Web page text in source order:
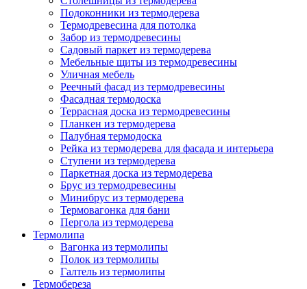
Подоконники из термодерева
Термодревесина для потолка
Забор из термодревесины
Садовый паркет из термодерева
Мебельные щиты из термодревесины
Уличная мебель
Реечный фасад из термодревесины
Фасадная термодоска
Террасная доска из термодревесины
Планкен из термодерева
Палубная термодоска
Рейка из термодерева для фасада и интерьера
Ступени из термодерева
Паркетная доска из термодерева
Брус из термодревесины
Минибрус из термодерева
Термовагонка для бани
Пергола из термодерева
Термолипа
Вагонка из термолипы
Полок из термолипы
Галтель из термолипы
Термобереза